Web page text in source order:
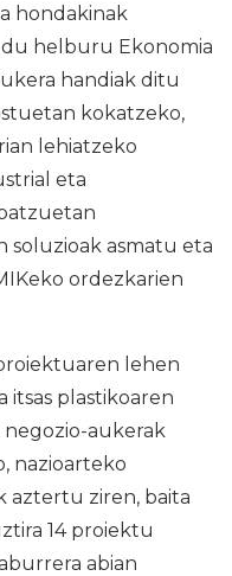
hondakinak
helburu Ekonomia
handiak ditu
kokatzeko,
lehiatzeko
eta
soluzioak asmatu eta
ordezkarien
lehen
itsas plastikoaren
aukerak
nazioarteko
aztertu ziren, baita
14 proiektu
abian